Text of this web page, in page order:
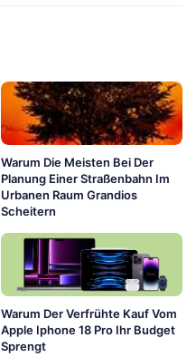
Warum Die Meisten Bei Der
Planung Einer Straßenbahn Im
Urbanen Raum Grandios
Scheitern
Warum Der Verfrühte Kauf Vom
Apple Iphone 18 Pro Ihr Budget
Sprengt